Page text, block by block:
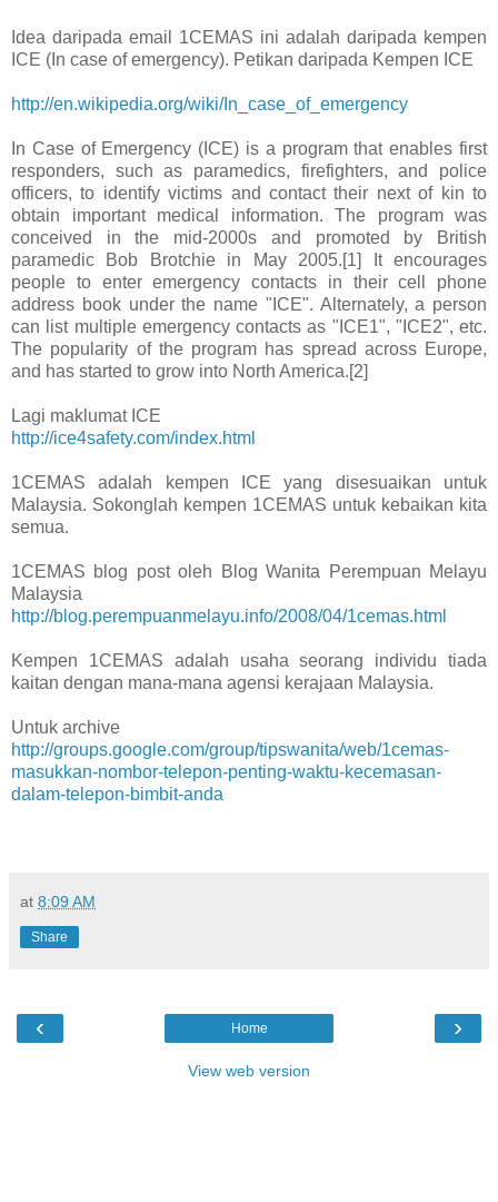
Idea daripada email 1CEMAS ini adalah daripada kempen
ICE (In case of emergency). Petikan daripada Kempen ICE
http://en.wikipedia.org/wiki/In_case_of_emergency
In Case of Emergency (ICE) is a program that enables first
responders, such as paramedics, firefighters, and police
officers, to identify victims and contact their next of kin to
obtain important medical information. The program was
conceived in the mid-2000s and promoted by British
paramedic Bob Brotchie in May 2005.[1] It encourages
people to enter emergency contacts in their cell phone
address book under the name "ICE". Alternately, a person
can list multiple emergency contacts as "ICE1", "ICE2", etc.
The popularity of the program has spread across Europe,
and has started to grow into North America.[2]
Lagi maklumat ICE
http://ice4safety.com/index.html
1CEMAS adalah kempen ICE yang disesuaikan untuk
Malaysia. Sokonglah kempen 1CEMAS untuk kebaikan kita
semua.
1CEMAS blog post oleh Blog Wanita Perempuan Melayu
Malaysia
http://blog.perempuanmelayu.info/2008/04/1cemas.html
Kempen 1CEMAS adalah usaha seorang individu tiada
kaitan dengan mana-mana agensi kerajaan Malaysia.
Untuk archive
http://groups.google.com/group/tipswanita/web/1cemas-
masukkan-nombor-telepon-penting-waktu-kecemasan-
dalam-telepon-bimbit-anda
at 8:09 AM
Share
‹ ›
Home
View web version